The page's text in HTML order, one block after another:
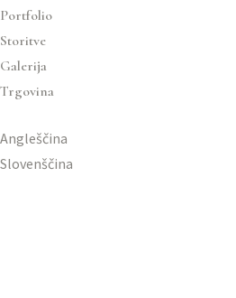
Portfolio
Storitve
Galerija
Trgovina
Angleščina
Slovenščina